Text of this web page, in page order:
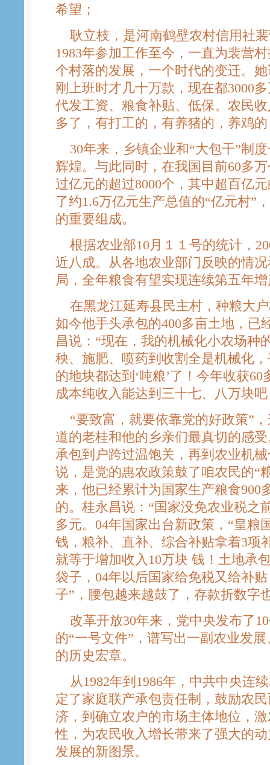
希望；
耿立枝，是河南鹤壁农村信用社
1983年参加工作至今，一直为裴营
个村落的发展，一个时代的变迁。
刚上班时才几十万款，现在都3000
代发工资、粮食补贴、低保。农民
多了，有打工的，有养猪的，养鸡
30年来，乡镇企业和“大包干”制
辉煌。与此同时，在我国目前60多
过亿元的超过8000个，其中超百亿
了约1.6万亿元生产总值的“亿元村”
的重要组成。
根据农业部10月１１号的统计，
近八成。从各地农业部门反映的情
局，全年粮食有望实现连续第五年
在黑龙江延寿县民主村，种粮大
如今他手头承包的400多亩土地，已
昌说：“现在，我的机械化小农场种
秧、施肥、喷药到收割全是机械化
的地块都达到‘吨粮’了！今年收获
成本纯收入能达到三十七、八万块
“要致富，就要依靠党的好政策”
道的老桂和他的乡亲们最真切的感
承包到户跨过温饱关，再到农业机
说，是党的惠农政策鼓了咱农民的“
来，他已经累计为国家生产粮食900
的。桂永昌说：“国家没免农业税之
多元。04年国家出台新政策，“皇粮
钱，粮补、直补、综合补贴拿着3项
就等于增加收入10万块 钱！土地承
袋子，04年以后国家给免税又给补
子”，腰包越来越鼓了，存款折数字
改革开放30年来，党中央发布了
的“一号文件”，谱写出一副农业发
的历史宏章。
从1982年到1986年，中共中央连
定了家庭联产承包责任制，鼓励农
济，到确立农户的市场主体地位，
性，为农民收入增长带来了强大的
发展的新图景。